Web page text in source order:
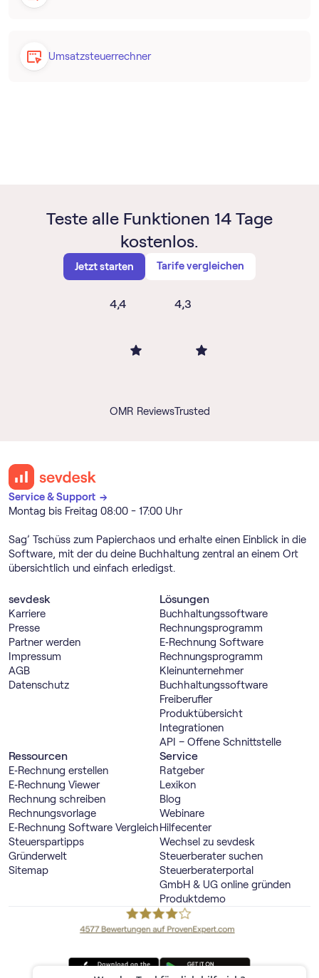
Umsatzsteuerrechner
Teste alle Funktionen 14 Tage
kostenlos.
Jetzt starten Tarife vergleichen
4,4
OMR Reviews
4,3
Trusted
Service & Support →
Montag bis Freitag 08:00 - 17:00 Uhr
Sag’ Tschüss zum Papierchaos und erhalte einen Einblick in die
Software, mit der du deine Buchhaltung zentral an einem Ort
übersichtlich und einfach erledigst.
sevdesk
Karriere
Presse
Partner werden
Impressum
AGB
Datenschutz
Lösungen
Buch­haltungs­software
Rechnungs­programm
E‑Rechnung Software
Rechnungs­programm
Kleinunternehmer
Buch­haltungs­software
Freiberufler
Produktübersicht
Integrationen
API – Offene Schnittstelle
Ressourcen
E‑Rechnung erstellen
E‑Rechnung Viewer
Rechnung schreiben
Rechnungsvorlage
E‑Rechnung Software Vergleich
Steuerspartipps
Gründerwelt
Sitemap
Service
Ratgeber
Lexikon
Blog
Webinare
Hilfecenter
Wechsel zu sevdesk
Steuerberater suchen
Steuerberaterportal
GmbH & UG online gründen
Produktdemo